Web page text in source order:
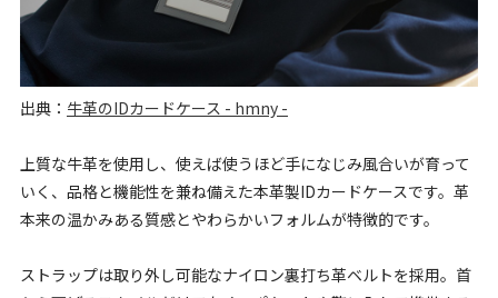
出典： 牛革のIDカードケース - hmny -
上質な牛革を使用し、使えば使うほど手になじみ風合いが育って
いく、品格と機能性を兼ね備えた本革製IDカードケースです。革
本来の温かみある質感とやわらかいフォルムが特徴的です。
ストラップは取り外し可能なナイロン裏打ち革ベルトを採用。首